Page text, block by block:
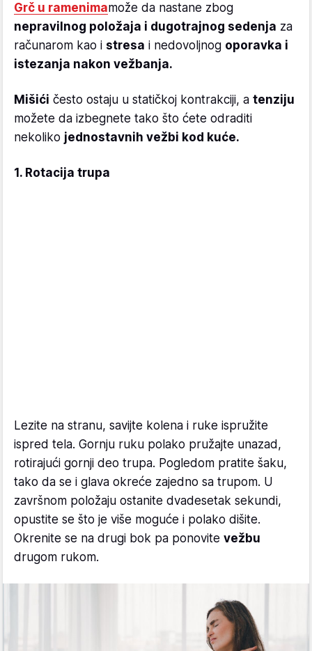
Grč u ramenimamože da nastane zbog
nepravilnog položaja i dugotrajnog sedenja za
računarom kao i stresa i nedovoljnog oporavka i
istezanja nakon vežbanja.
Mišići često ostaju u statičkoj kontrakciji, a tenziju
možete da izbegnete tako što ćete odraditi
nekoliko jednostavnih vežbi kod kuće.
1. Rotacija trupa
Lezite na stranu, savijte kolena i ruke ispružite
ispred tela. Gornju ruku polako pružajte unazad,
rotirajući gornji deo trupa. Pogledom pratite šaku,
tako da se i glava okreće zajedno sa trupom. U
završnom položaju ostanite dvadesetak sekundi,
opustite se što je više moguće i polako dišite.
Okrenite se na drugi bok pa ponovite vežbu
drugom rukom.